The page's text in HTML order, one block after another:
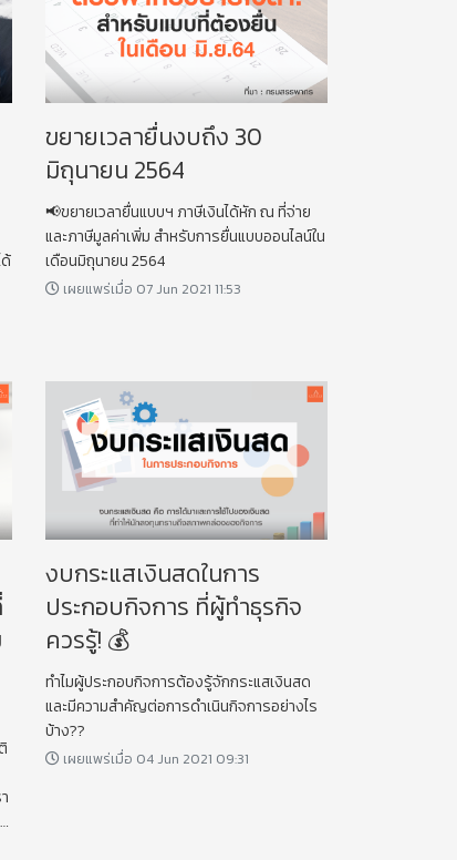
ขยายเวลายื่นงบถึง 30
มิถุนายน 2564
📢ขยายเวลายื่นแบบฯ ภาษีเงินได้หัก ณ ที่จ่าย
และภาษีมูลค่าเพิ่ม สำหรับการยื่นแบบออนไลน์ใน
เดือนมิถุนายน 2564
เผยแพร่เมื่อ 07 Jun 2021 11:53
งบกระแสเงินสดในการ
ประกอบกิจการ ที่ผู้ทำธุรกิจ
ควรรู้! 💰
ทำไมผู้ประกอบกิจการต้องรู้จักกระแสเงินสด
และมีความสำคัญต่อการดำเนินกิจการอย่างไร
บ้าง??
เผยแพร่เมื่อ 04 Jun 2021 09:31